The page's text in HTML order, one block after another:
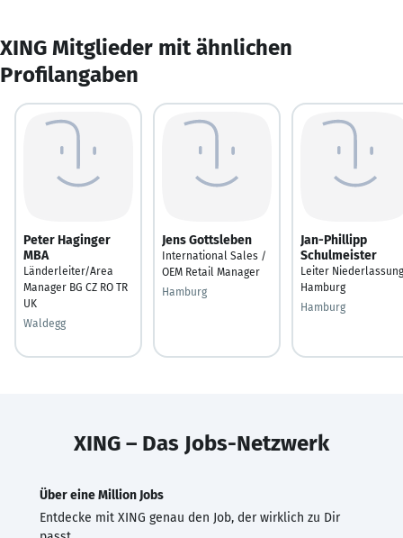
XING Mitglieder mit ähnlichen
Profilangaben
Peter Haginger
MBA
Länderleiter/Area
Manager BG CZ RO TR
UK
Waldegg
Jens Gottsleben
International Sales /
OEM Retail Manager
Hamburg
Jan-Phillipp
Schulmeister
Leiter Niederlassung
Hamburg
Hamburg
XING – Das Jobs-Netzwerk
Über eine Million Jobs
Entdecke mit XING genau den Job, der wirklich zu Dir